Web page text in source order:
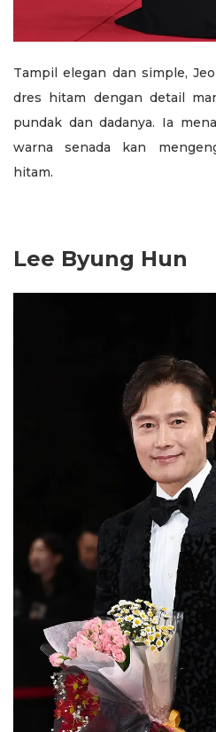
Tampil elegan dan simple,
dres hitam dengan detail
pundak dan dadanya. Ia
warna senada kan
hitam.
Lee Byung Hun